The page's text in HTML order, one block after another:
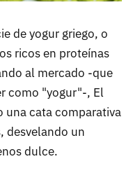
de yogur griego, o
ricos en proteínas
al mercado -que
como "yogur"-, El
una cata comparativa
desvelando un
dulce.